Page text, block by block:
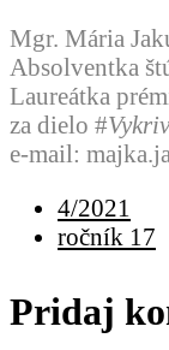
Mgr. Mária
Absolventka
Laureátka
za dielo #
e-mail:
4/2021
ročník 17
Pridaj